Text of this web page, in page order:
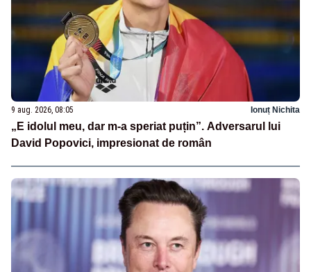
9 aug. 2026, 08:05 Ionuț Nichita
„E idolul meu, dar m-a speriat puțin”. Adversarul lui
David Popovici, impresionat de român